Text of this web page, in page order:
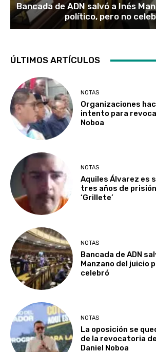
Bancada de ADN salvó a Inés
político, pero no
ÚLTIMOS ARTÍCULOS
NOTAS
Organizaciones
intento para
Noboa
NOTAS
Aquiles Álvarez es
tres años de
‘Grillete’
NOTAS
Bancada de ADN
Manzano del juicio
celebró
NOTAS
La oposición se
de la revocatoria
Daniel Noboa